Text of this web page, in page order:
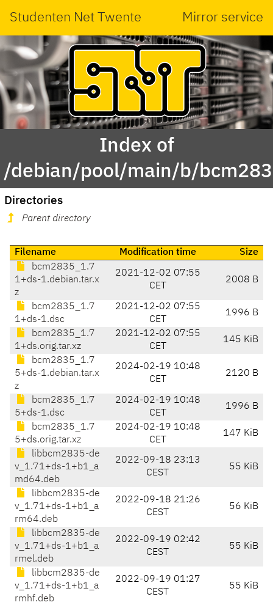
Studenten Net Twente Mirror service
Index of
/debian/pool/main/b/
Directories
Parent directory
Filename Modification time
Size
bcm2835_1.7
1+ds-1.debian.tar.x
z
2021-12-02 07:55
CET
2008 B
bcm2835_1.7
1+ds-1.dsc
2021-12-02 07:55
CET
1996 B
bcm2835_1.7
1+ds.orig.tar.xz
2021-12-02 07:55
CET
145 KiB
bcm2835_1.7
5+ds-1.debian.tar.x
z
2024-02-19 10:48
CET
2120 B
bcm2835_1.7
5+ds-1.dsc
2024-02-19 10:48
CET
1996 B
bcm2835_1.7
5+ds.orig.tar.xz
2024-02-19 10:48
CET
147 KiB
libbcm2835-de
v_1.71+ds-1+b1_a
md64.deb
2022-09-18 23:13
CEST
55 KiB
libbcm2835-de
v_1.71+ds-1+b1_a
rm64.deb
2022-09-18 21:26
CEST
56 KiB
libbcm2835-de
v_1.71+ds-1+b1_a
rmel.deb
2022-09-19 02:42
CEST
55 KiB
libbcm2835-de
v_1.71+ds-1+b1_a
rmhf.deb
2022-09-19 01:27
CEST
55 KiB